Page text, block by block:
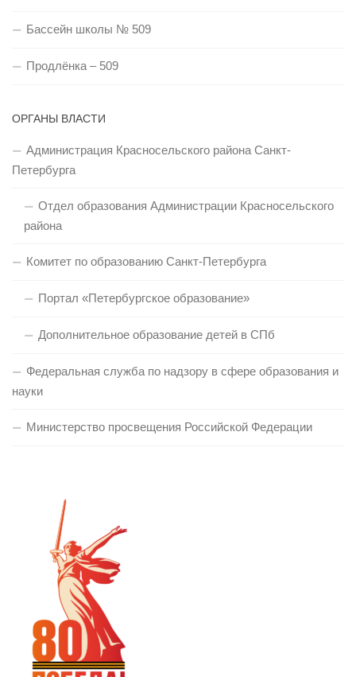
Бассейн школы № 509
Продлёнка – 509
ОРГАНЫ ВЛАСТИ
Администрация Красносельского района Санкт-
Петербурга
Отдел образования Администрации Красносельского
района
Комитет по образованию Санкт-Петербурга
Портал «Петербургское образование»
Дополнительное образование детей в СПб
Федеральная служба по надзору в сфере образования и
науки
Министерство просвещения Российской Федерации